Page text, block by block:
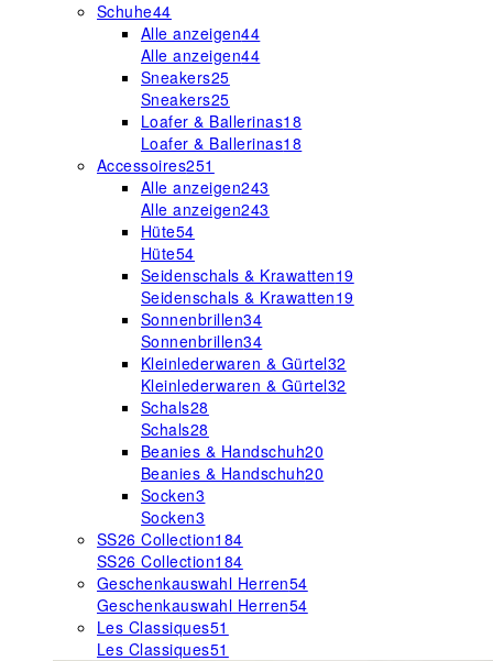
Schuhe44
Alle anzeigen44
Alle anzeigen44
Sneakers25
Sneakers25
Loafer & Ballerinas18
Loafer & Ballerinas18
Accessoires251
Alle anzeigen243
Alle anzeigen243
Hüte54
Hüte54
Seidenschals & Krawatten19
Seidenschals & Krawatten19
Sonnenbrillen34
Sonnenbrillen34
Kleinlederwaren & Gürtel32
Kleinlederwaren & Gürtel32
Schals28
Schals28
Beanies & Handschuh20
Beanies & Handschuh20
Socken3
Socken3
SS26 Collection184
SS26 Collection184
Geschenkauswahl Herren54
Geschenkauswahl Herren54
Les Classiques51
Les Classiques51